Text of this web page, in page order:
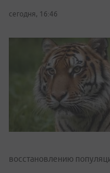
сегодня, 16:46
восстановлению